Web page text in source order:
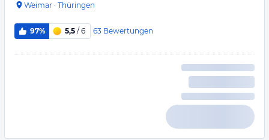
Weimar · Thüringen
97% 5,5 / 6 63 Bewertungen